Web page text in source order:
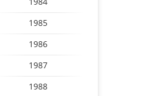
1985
1986
1987
1988